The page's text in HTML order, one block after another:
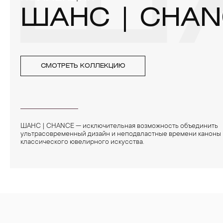
ШАНС |
СМОТРЕТЬ КОЛЛЕКЦИЮ
ШАНС | CHANCE — исключительная возможность объединить
ультрасовременный дизайн и неподвластные времени каноны
классического ювелирного искусства.